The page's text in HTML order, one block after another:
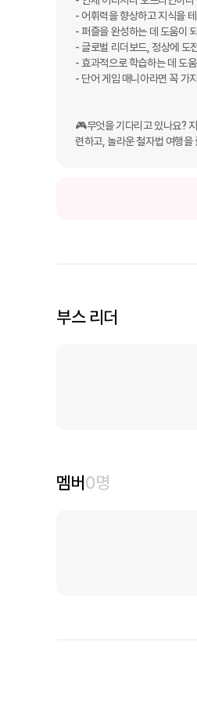
- 어휘력을 향상하고 지식을
- 퍼즐을 완성하는 데 도움이
- 글로벌 리더보드, 정상에 도
- 효과적으로 학습하는 데 도
- 단어 게임 매니아라면 꼭 가
🎮무엇을 기다리고 있나요?
련하고, 놀라운 철자법 여행을
부스 리더
멤버0명